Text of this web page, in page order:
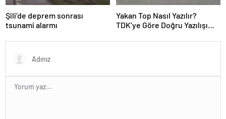
Şili’de deprem sonrası
tsunami alarmı
Yakan Top Nasıl Yazılır?
TDK’ye Göre Doğru Yazılışı